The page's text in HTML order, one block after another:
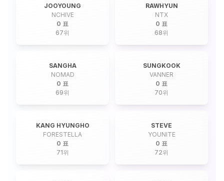
JOOYOUNG
NCHIVE
0 표
67위
RAWHYUN
NTX
0 표
68위
SANGHA
NOMAD
0 표
69위
SUNGKOOK
VANNER
0 표
70위
KANG HYUNGHO
FORESTELLA
0 표
71위
STEVE
YOUNITE
0 표
72위